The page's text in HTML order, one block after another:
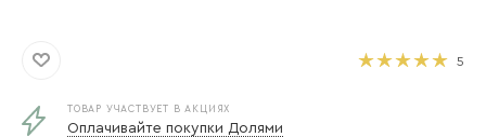
5
ТОВАР УЧАСТВУЕТ В АКЦИЯХ
Оплачивайте покупки Долями